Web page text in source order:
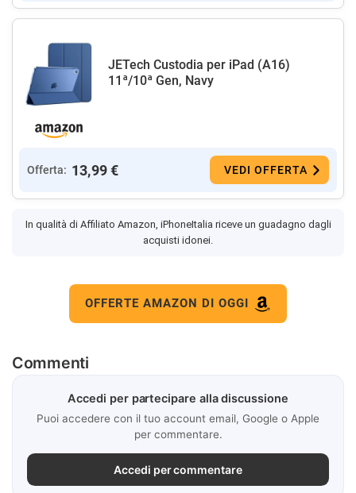
JETech Custodia per iPad (A16)
11ª/10ª Gen, Navy
Offerta: 13,99 € VEDI OFFERTA
In qualità di Affiliato Amazon, iPhoneItalia riceve un guadagno dagli
acquisti idonei.
OFFERTE AMAZON DI OGGI
Commenti
Accedi per partecipare alla discussione
Puoi accedere con il tuo account email, Google o Apple
per commentare.
Accedi per commentare